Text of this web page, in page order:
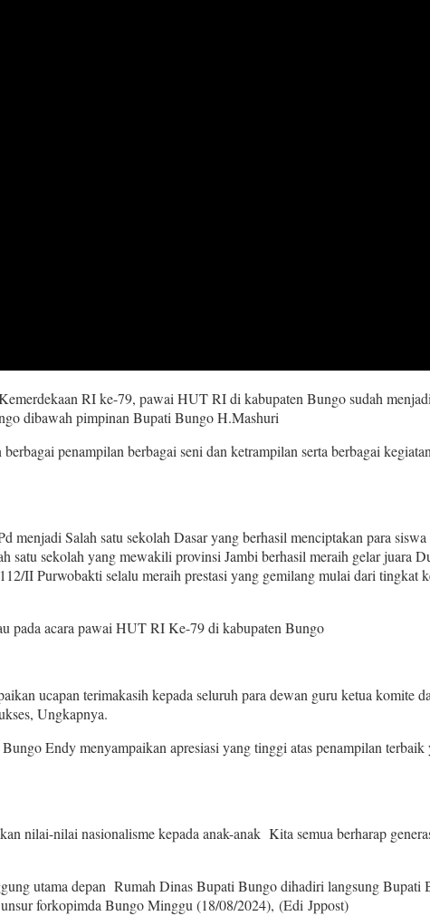
RI ke-79, pawai HUT RI di kabupaten Bungo sudah
dibawah pimpinan Bupati Bungo H.Mashuri
penampilan berbagai seni dan ketrampilan serta berbagai
Salah satu sekolah Dasar yang berhasil menciptakan para
sekolah yang mewakili provinsi Jambi berhasil meraih gelar juara
II Purwobakti selalu meraih prestasi yang gemilang mulai dari tingkat
pada acara pawai HUT RI Ke-79 di kabupaten Bungo
ucapan terimakasih kepada seluruh para dewan guru ketua komite
Ungkapnya.
Endy menyampaikan apresiasi yang tinggi atas penampilan
nilai-nilai nasionalisme kepada anak-anak Kita semua berharap
utama depan Rumah Dinas Bupati Bungo dihadiri langsung Bupati
forkopimda Bungo Minggu (18/08/2024), (Edi Jppost)